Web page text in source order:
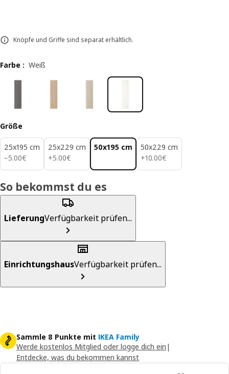
Knöpfe und Griffe sind separat erhältlich.
Farbe : Weiß
Größe
25x195 cm
−5.00€
5.00€
25x229 cm
+5.00€
5.00€
50x195 cm
50x229 cm
+10.00€
10.00€
So bekommst du es
LieferungVerfügbarkeit prüfen...
EinrichtungshausVerfügbarkeit prüfen...
Sammle 8 Punkte mit IKEA Family
Werde kostenlos Mitglied oder logge dich ein |
Entdecke, was du bekommen kannst